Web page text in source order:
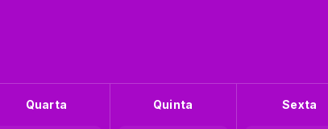
Quarta Quinta Sexta